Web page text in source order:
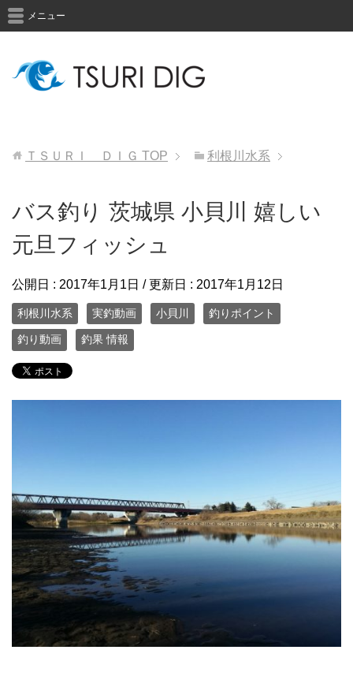
メニュー
ＴＳＵＲＩ ＤＩＧ TOP 利根川水系
バス釣り 茨城県 小貝川 嬉しい
元旦フィッシュ
公開日 : 2017年1月1日 / 更新日 : 2017年1月12日
利根川水系 実釣動画 小貝川 釣りポイント
釣り動画 釣果 情報